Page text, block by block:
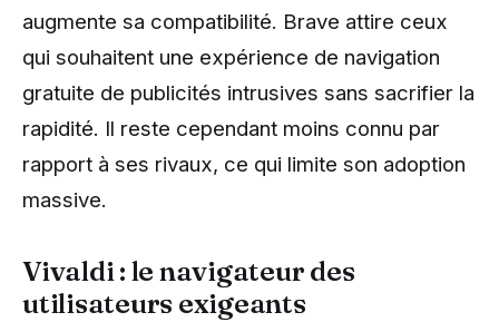
augmente sa compatibilité. Brave attire ceux
qui souhaitent une expérience de navigation
gratuite de publicités intrusives sans sacrifier la
rapidité. Il reste cependant moins connu par
rapport à ses rivaux, ce qui limite son adoption
massive.
Vivaldi : le navigateur des
utilisateurs exigeants